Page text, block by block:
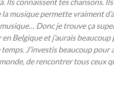
la musique permette vraiment d
Donc je trouve ça
Belgique et j’aurais
J’investis beaucoup pour
de rencontrer tous ceux